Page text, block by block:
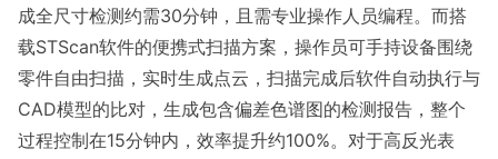
成全尺寸检测约需30分钟，且需专业操作人员编程。而搭
载STScan软件的便携式扫描方案，操作员可手持设备围绕
零件自由扫描，实时生成点云，扫描完成后软件自动执行与
CAD模型的比对，生成包含偏差色谱图的检测报告，整个
过程控制在15分钟内，效率提升约100%。对于高反光表